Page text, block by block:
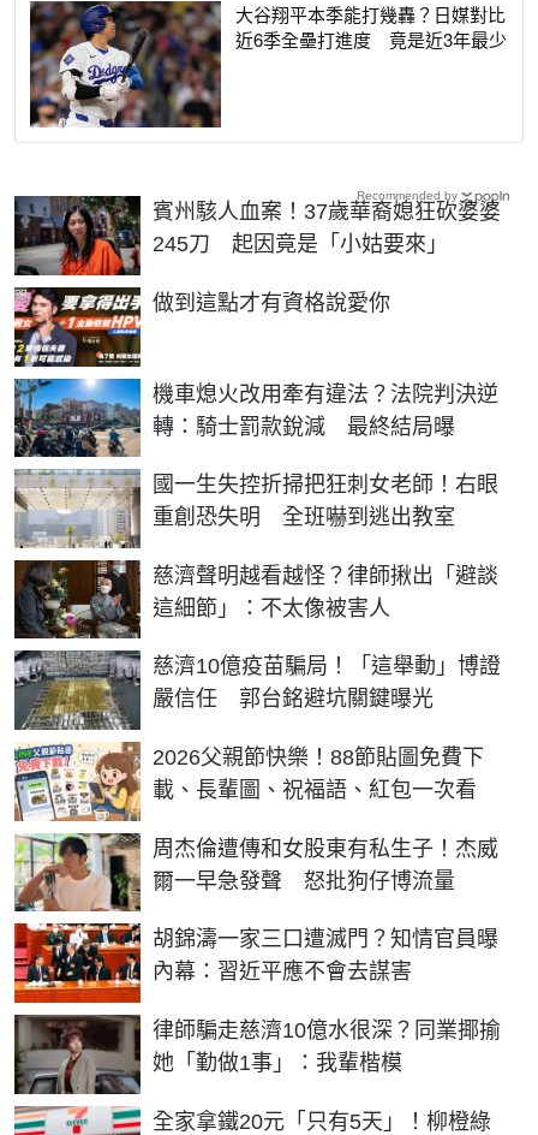
大谷翔平本季能打幾轟？日媒對比
近6季全壘打進度 竟是近3年最少
賓州駭人血案！37歲華裔媳狂砍婆婆
245刀 起因竟是「小姑要來」
做到這點才有資格說愛你
PR
機車熄火改用牽有違法？法院判決逆
轉：騎士罰款銳減 最終結局曝
國一生失控折掃把狂刺女老師！右眼
重創恐失明 全班嚇到逃出教室
慈濟聲明越看越怪？律師揪出「避談
這細節」：不太像被害人
慈濟10億疫苗騙局！「這舉動」博證
嚴信任 郭台銘避坑關鍵曝光
2026父親節快樂！88節貼圖免費下
載、長輩圖、祝福語、紅包一次看
周杰倫遭傳和女股東有私生子！杰威
爾一早急發聲 怒批狗仔博流量
胡錦濤一家三口遭滅門？知情官員曝
內幕：習近平應不會去謀害
律師騙走慈濟10億水很深？同業揶揄
她「勤做1事」：我輩楷模
全家拿鐵20元「只有5天」！柳橙綠
Recommended by